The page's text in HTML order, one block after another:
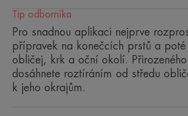
rovnováhu mikrobiomu pokožky.
• 100% přírodní složení. Vysoká
sterilní kosmetika bez parfemace a
*Instrumentální test po 7 dnech, dvakrát denně. 30
*Instrumentální test po 7 dnech, dvakrát denně. 30
Registrovaný patent.
*Opakované aplikace instrumentálního testu, 30 osob.
Tip odborníka
Pro snadnou aplikaci nejprve
přípravek na konečcích prstů a poté
obličej, krk a oční okolí. Přirozeného
dosáhnete roztíráním od středu
k jeho okrajům.